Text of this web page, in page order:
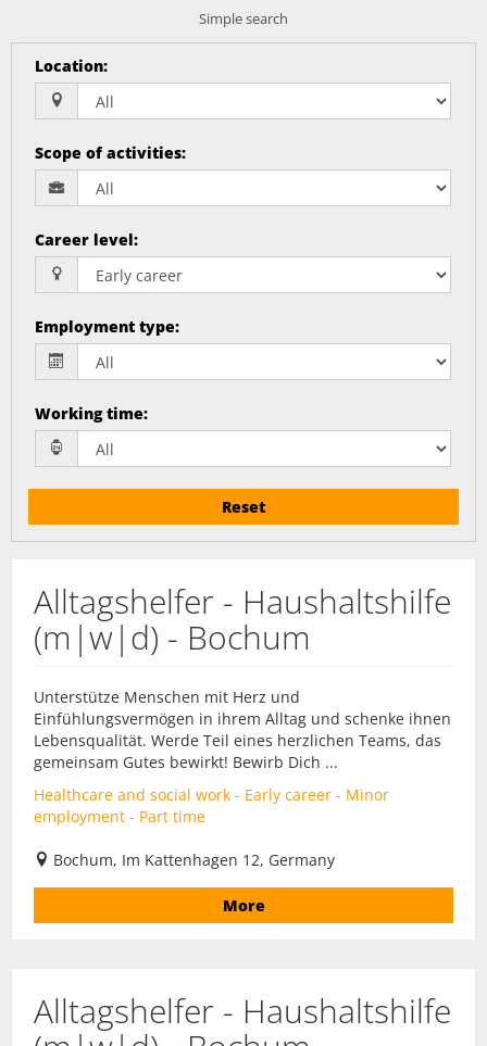
Simple search
Location:
Scope of activities:
Career level:
Employment type:
Working time:
Reset
Alltagshelfer - Haushaltshilfe
(m|w|d) - Bochum
Unterstütze Menschen mit Herz und
Einfühlungsvermögen in ihrem Alltag und schenke ihnen
Lebensqualität. Werde Teil eines herzlichen Teams, das
gemeinsam Gutes bewirkt! Bewirb Dich ...
Healthcare and social work - Early career - Minor
employment - Part time
Bochum, Im Kattenhagen 12, Germany
More
Alltagshelfer - Haushaltshilfe